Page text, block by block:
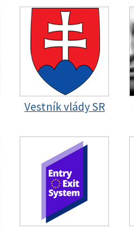
Vestník vlády SR